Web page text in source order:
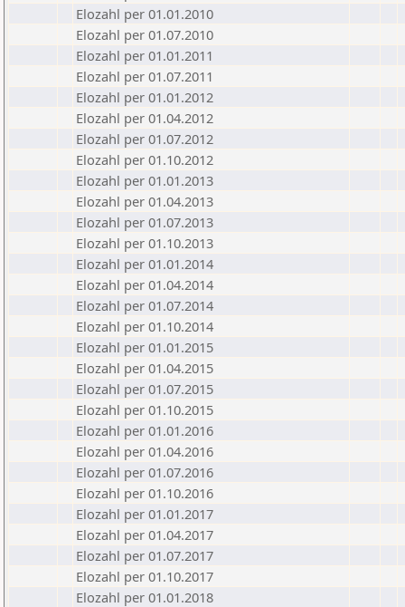
Elozahl per 01.01.2010
Elozahl per 01.07.2010
Elozahl per 01.01.2011
Elozahl per 01.07.2011
Elozahl per 01.01.2012
Elozahl per 01.04.2012
Elozahl per 01.07.2012
Elozahl per 01.10.2012
Elozahl per 01.01.2013
Elozahl per 01.04.2013
Elozahl per 01.07.2013
Elozahl per 01.10.2013
Elozahl per 01.01.2014
Elozahl per 01.04.2014
Elozahl per 01.07.2014
Elozahl per 01.10.2014
Elozahl per 01.01.2015
Elozahl per 01.04.2015
Elozahl per 01.07.2015
Elozahl per 01.10.2015
Elozahl per 01.01.2016
Elozahl per 01.04.2016
Elozahl per 01.07.2016
Elozahl per 01.10.2016
Elozahl per 01.01.2017
Elozahl per 01.04.2017
Elozahl per 01.07.2017
Elozahl per 01.10.2017
Elozahl per 01.01.2018